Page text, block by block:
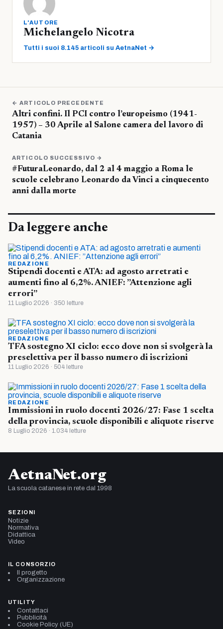
L'AUTORE
Michelangelo Nicotra
Tutti i suoi 8.145 articoli su AetnaNet →
← ARTICOLO PRECEDENTE
Altri confini. Il PCI contro l’europeismo (1941-
1957) – 30 Aprile al Salone camera del lavoro di
Catania
ARTICOLO SUCCESSIVO →
#FuturaLeonardo, dal 2 al 4 maggio a Roma le
scuole celebrano Leonardo da Vinci a cinquecento
anni dalla morte
Da leggere anche
REDAZIONE
Stipendi docenti e ATA: ad agosto arretrati e
aumenti fino al 6,2%. ANIEF: ”Attenzione agli
errori”
11 Luglio 2026 · 350 letture
REDAZIONE
TFA sostegno XI ciclo: ecco dove non si svolgerà la
preselettiva per il basso numero di iscrizioni
11 Luglio 2026 · 504 letture
REDAZIONE
Immissioni in ruolo docenti 2026/27: Fase 1 scelta
della provincia, scuole disponibili e aliquote riserve
8 Luglio 2026 · 1.034 letture
AetnaNet.org
La scuola catanese in rete dal 1998
SEZIONI
Notizie
Normativa
Didattica
Video
IL CONSORZIO
Il progetto
Organizzazione
UTILITY
Contattaci
Pubblicità
Cookie Policy (UE)